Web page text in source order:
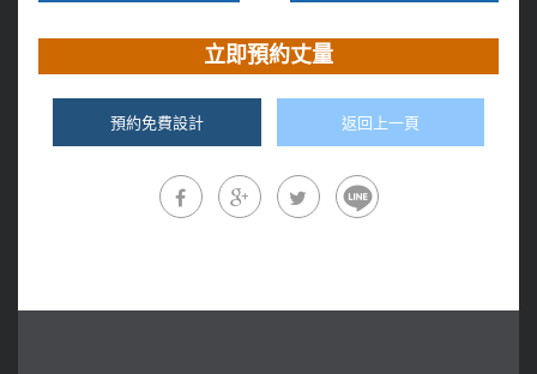
立即預約丈量
預約免費設計 返回上一頁